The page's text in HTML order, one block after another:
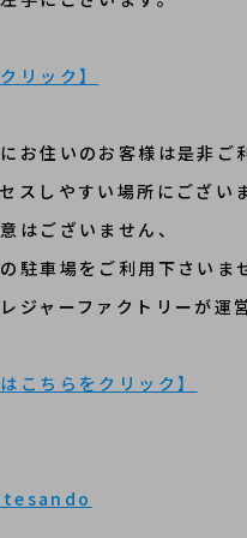
リック】
お住いのお客様は是非ご
スしやすい場所にござい
はございません、
駐車場をご利用下さいま
ジャーファクトリーが運
こちらをクリック】